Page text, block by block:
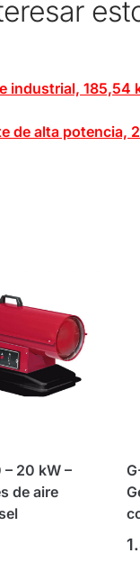
industrial,
de alta
– 20 kW –
de aire